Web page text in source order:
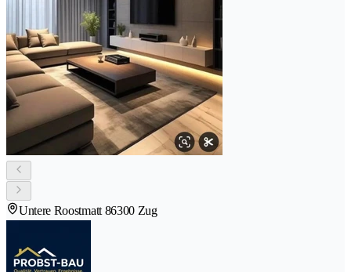
Untere Roostmatt 86300 Zug